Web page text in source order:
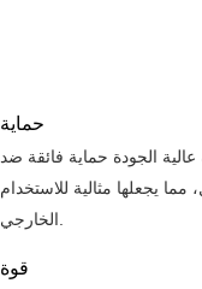
حماية
الجودة حماية فائقة ضد
مما يجعلها مثالية للاستخدام
قوة